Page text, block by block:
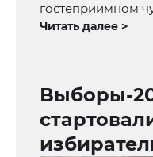
гостеприимном
Читать далее >
Выборы-